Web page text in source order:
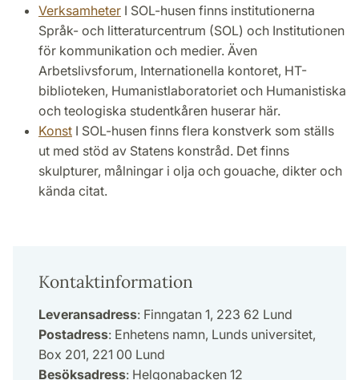
Verksamheter I SOL-husen finns institutionerna
Språk- och litteraturcentrum (SOL) och Institutionen
för kommunikation och medier. Även
Arbetslivsforum, Internationella kontoret, HT-
biblioteken, Humanistlaboratoriet och Humanistiska
och teologiska studentkåren huserar här.
Konst I SOL-husen finns flera konstverk som ställs
ut med stöd av Statens konstråd. Det finns
skulpturer, målningar i olja och gouache, dikter och
kända citat.
Kontaktinformation
Leveransadress: Finngatan 1, 223 62 Lund
Postadress: Enhetens namn, Lunds universitet,
Box 201, 221 00 Lund
Besöksadress: Helgonabacken 12